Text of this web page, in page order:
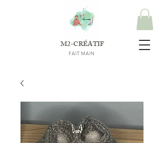
M2-CRÉATIF
FAIT MAIN